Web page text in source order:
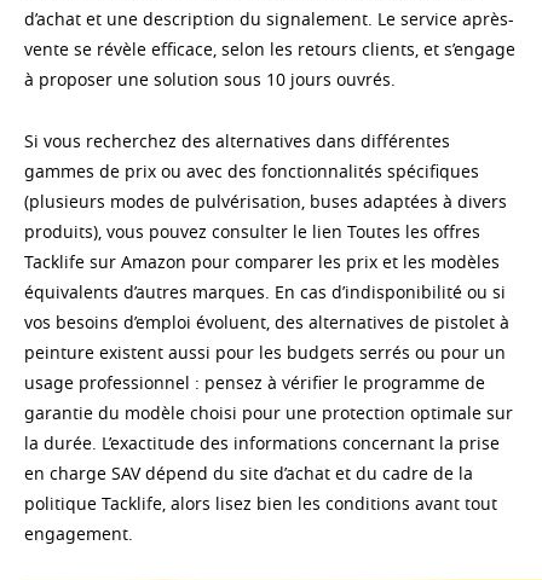
d’achat et une description du signalement. Le service après-
vente se révèle efficace, selon les retours clients, et s’engage
à proposer une solution sous 10 jours ouvrés.
Si vous recherchez des alternatives dans différentes
gammes de prix ou avec des fonctionnalités spécifiques
(plusieurs modes de pulvérisation, buses adaptées à divers
produits), vous pouvez consulter le lien Toutes les offres
Tacklife sur Amazon pour comparer les prix et les modèles
équivalents d’autres marques. En cas d’indisponibilité ou si
vos besoins d’emploi évoluent, des alternatives de pistolet à
peinture existent aussi pour les budgets serrés ou pour un
usage professionnel : pensez à vérifier le programme de
garantie du modèle choisi pour une protection optimale sur
la durée. L’exactitude des informations concernant la prise
en charge SAV dépend du site d’achat et du cadre de la
politique Tacklife, alors lisez bien les conditions avant tout
engagement.